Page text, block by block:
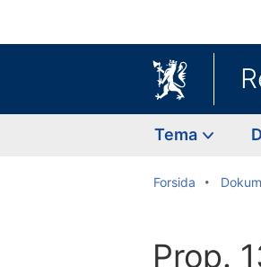
Tema
Forsida
Prop.